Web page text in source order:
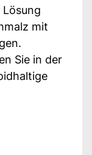
mit
Sie in der